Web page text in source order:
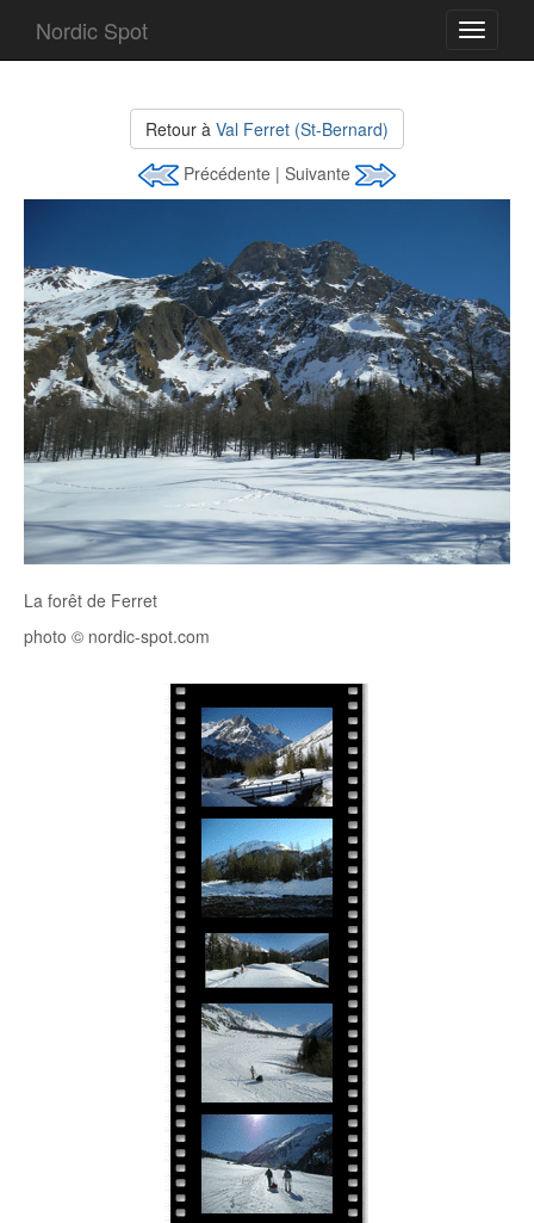
Toggle
Nordic Spot
Retour à Val Ferret (St-Bernard)
Précédente | Suivante
La forêt de Ferret
photo © nordic-spot.com